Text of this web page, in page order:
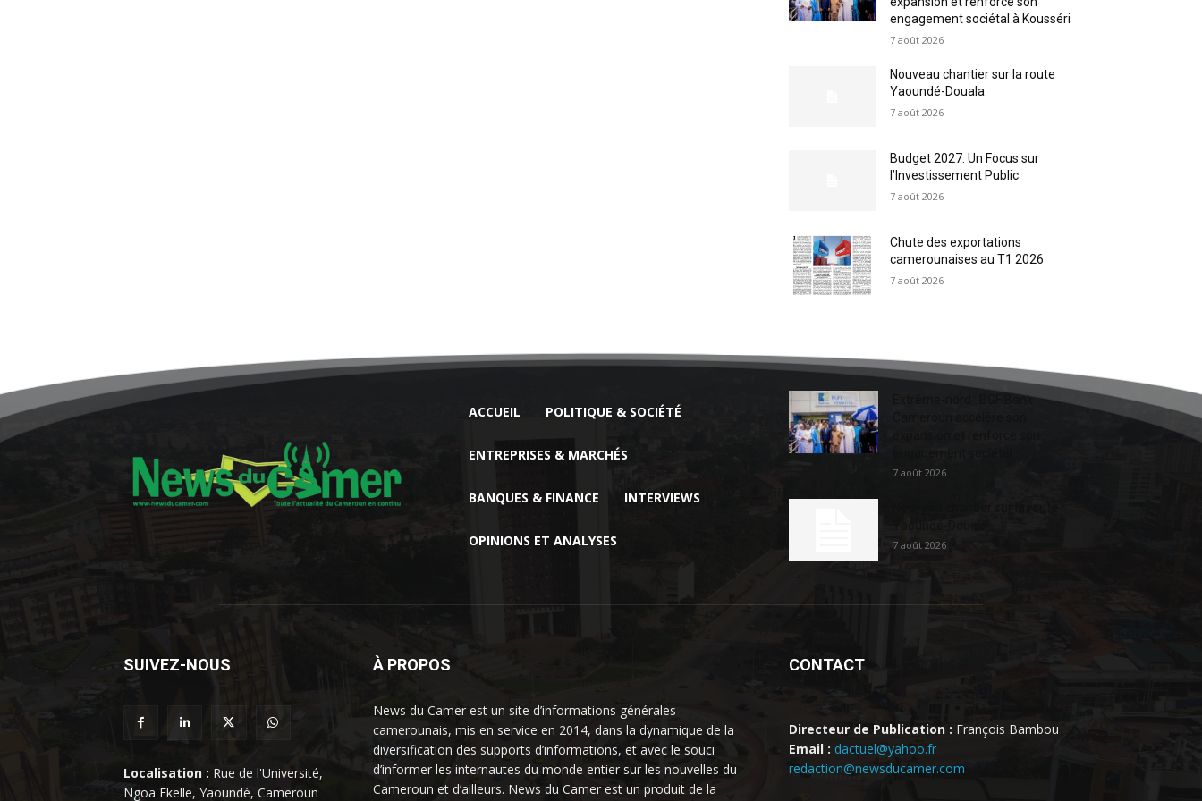
engagement sociétal à Kousséri
7 août 2026
Nouveau chantier sur la route
Yaoundé-Douala
7 août 2026
Budget 2027: Un Focus sur
l’Investissement Public
7 août 2026
Chute des exportations
camerounaises au T1 2026
7 août 2026
ACCUEIL POLITIQUE & SOCIÉTÉ
ENTREPRISES & MARCHÉS
BANQUES & FINANCE INTERVIEWS
OPINIONS ET ANALYSES
Extrême-nord : BGFIBank
7 août 2026
7 août 2026
SUIVEZ-NOUS
Localisation : Rue de l'Université,
Ngoa Ekelle, Yaoundé, Cameroun
À PROPOS
News du Camer est un site d’informations générales
camerounais, mis en service en 2014, dans la dynamique de la
diversification des supports d’informations, et avec le souci
d’informer les internautes du monde entier sur les nouvelles du
Cameroun et d’ailleurs. News du Camer est un produit de la
CONTACT
Directeur de Publication : François Bambou
Email : dactuel@yahoo.fr
redaction@newsducamer.com